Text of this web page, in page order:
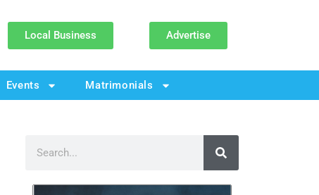
Local Business Advertise
Events Matrimonials